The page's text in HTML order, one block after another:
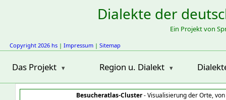
Dialekte der
Ein Projekt von
Copyright 2026 hs | Impressum | Sitemap
Das Projekt Region u. Dialekt
Besucheratlas-Cluster- Visualisierung der Orte,